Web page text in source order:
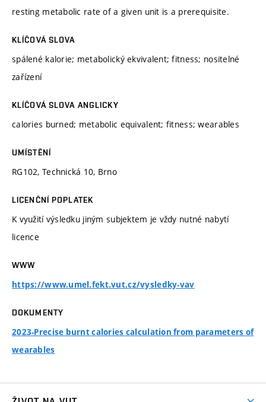
resting metabolic rate of a given unit is a prerequisite.
KLÍČOVÁ SLOVA
spálené kalorie; metabolický ekvivalent; fitness; nositelné
zařízení
KLÍČOVÁ SLOVA ANGLICKY
calories burned; metabolic equivalent; fitness; wearables
UMÍSTĚNÍ
RG102, Technická 10, Brno
LICENČNÍ POPLATEK
K využití výsledku jiným subjektem je vždy nutné nabytí
licence
WWW
https://www.umel.fekt.vut.cz/vysledky-vav
DOKUMENTY
2023-Precise burnt calories calculation from parameters of
wearables